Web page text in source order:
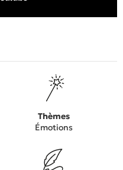
Thèmes
Émotions